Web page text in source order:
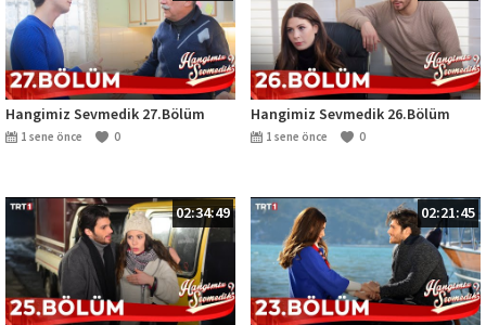
Hangimiz Sevmedik 27.Bölüm
1 sene önce 0
Hangimiz Sevmedik 26.Bölüm
1 sene önce 0
02:34:49 02:21:45